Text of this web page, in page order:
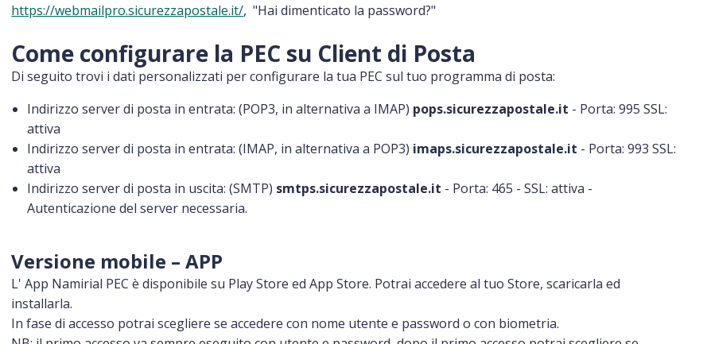
https://webmailpro.sicurezzapostale.it/, "Hai dimenticato la password?"
Come configurare la PEC su Client di Posta
Di seguito trovi i dati personalizzati per configurare la tua PEC sul tuo programma di posta:
Indirizzo server di posta in entrata: (POP3, in alternativa a IMAP) pops.sicurezzapostale.it - Porta: 995 SSL:
attiva
Indirizzo server di posta in entrata: (IMAP, in alternativa a POP3) imaps.sicurezzapostale.it - Porta: 993 SSL:
attiva
Indirizzo server di posta in uscita: (SMTP) smtps.sicurezzapostale.it - Porta: 465 - SSL: attiva -
Autenticazione del server necessaria.
Versione mobile – APP
L' App Namirial PEC è disponibile su Play Store ed App Store. Potrai accedere al tuo Store, scaricarla ed
installarla.
In fase di accesso potrai scegliere se accedere con nome utente e password o con biometria.